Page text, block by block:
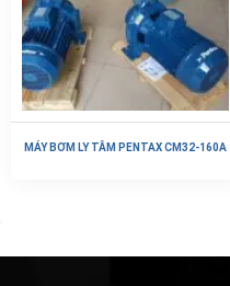
MÁY BƠM LY TÂM PENTAX CM32-160A